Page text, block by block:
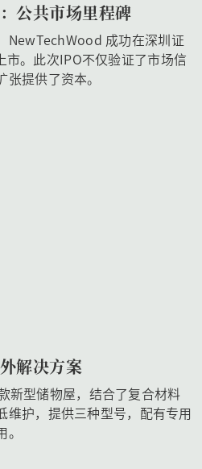
公共市场里程碑
NewTechWood 成功在深圳证
市。此次IPO不仅验证了市场信
张提供了资本。
解决方案
新型储物屋，结合了复合材料
维护，提供三种型号，配有专用
。